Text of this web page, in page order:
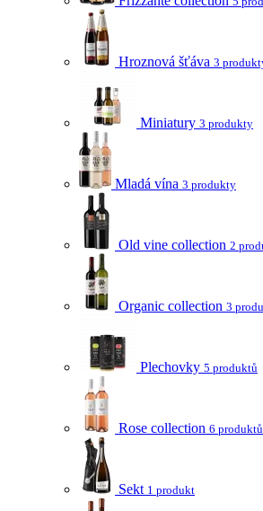
Hroznová šťáva 3
Miniatury 3 produkty
Mladá vína 3 produkty
Old vine collection 2
Organic collection 3
Plechovky 5 produktů
Rose collection 6 produktů
Sekt 1 produkt